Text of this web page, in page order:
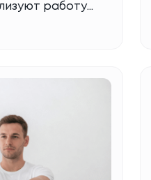
работу
организм
быстрому
Олега
как
Read More...